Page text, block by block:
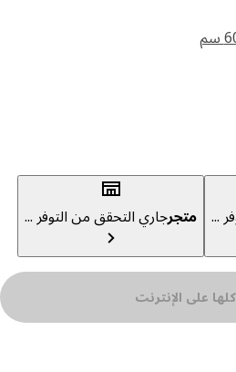
متجرجاري التحقق من التوفر ...
على الإنترنت